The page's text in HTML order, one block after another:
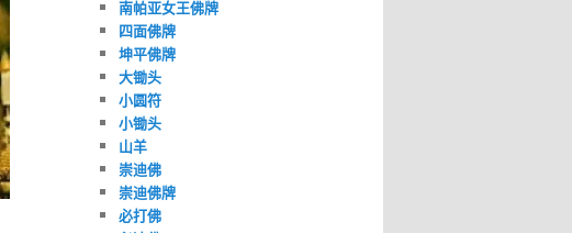
南帕亚女王佛牌
四面佛牌
坤平佛牌
大锄头
小圆符
小锄头
山羊
崇迪佛
崇迪佛牌
必打佛